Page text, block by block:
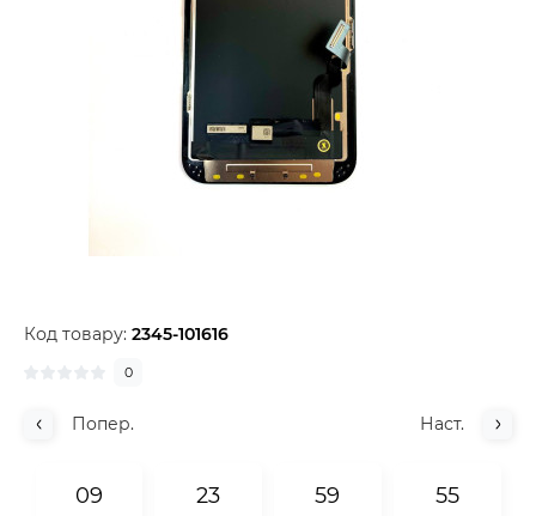
Код товару: 2345-101616
0
Попер. Наст.
09 23 59 55